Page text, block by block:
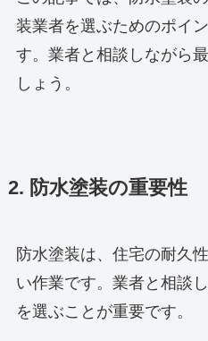
装業者を選ぶためのポイ
す。業者と相談しながら
しょう。
2. 防水塗装の重要性
防水塗装は、住宅の耐久
い作業です。業者と相談
を選ぶことが重要です。